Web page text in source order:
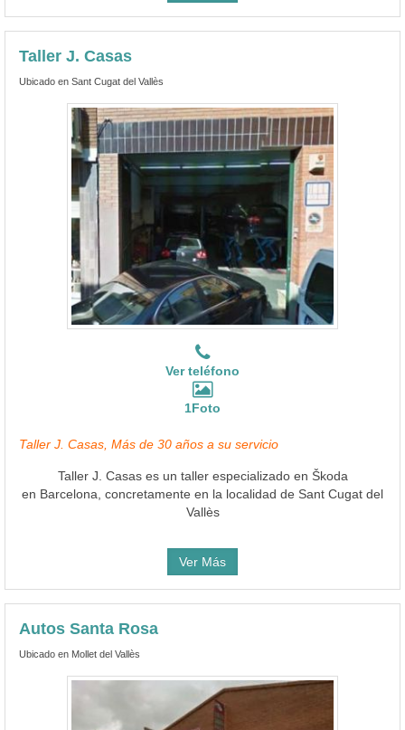
Taller J. Casas
Ubicado en Sant Cugat del Vallès
Ver teléfono
1Foto
Taller J. Casas, Más de 30 años a su servicio
Taller J. Casas es un taller especializado en Škoda
en Barcelona, concretamente en la localidad de Sant Cugat del
Vallès
Ver Más
Autos Santa Rosa
Ubicado en Mollet del Vallès